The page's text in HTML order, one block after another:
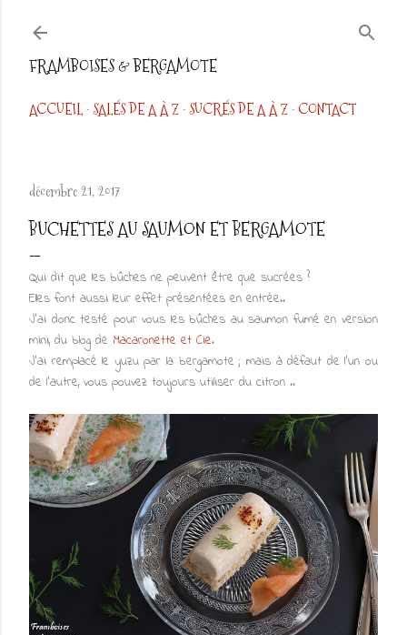
FRAMBOISES & BERGAMOTE
ACCUEIL SALÉS DE A À Z SUCRÉS DE A À Z CONTACT
décembre 21, 2017
BUCHETTES AU SAUMON ET BERGAMOTE
Qui dit que les bûches ne peuvent être que sucrées ?
Elles font aussi leur effet présentées en entrée..
J'ai donc testé pour vous les bûches au saumon fumé en version
mini, du blog de Macaronette et Cie.
J'ai remplacé le yuzu par la bergamote ; mais à défaut de l'un ou
de l'autre, vous pouvez toujours utiliser du citron ..